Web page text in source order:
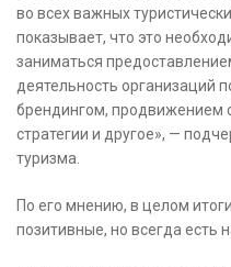
во всех важных
показывает, что это
заниматься
деятельность организаций
брендингом, продвижением
стратегии и другое», —
туризма.
По его мнению, в целом
позитивные, но всегда есть